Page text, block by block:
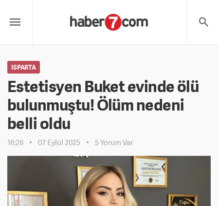
ISPARTA
Estetisyen Buket evinde ölü
bulunmuştu! Ölüm nedeni
belli oldu
16:26 07 Eylül 2025 5 Yorum Var